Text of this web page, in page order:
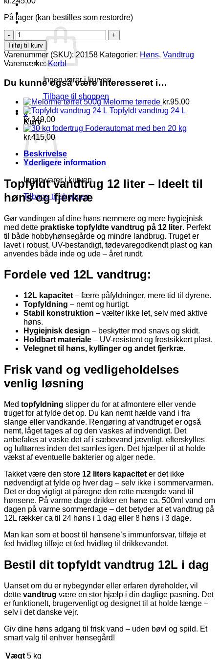
Log ind
Kurv /kr.0,00 0
Ingen varer i kurven.
Tilbage til shoppen
0
Kurv
Ingen varer i kurven.
Tilbage til shoppen
På lager (kan bestilles som restordre)
Topfyldt
vandtrug
12
Liter
antal
Tilføj til kurv
Varenummer (SKU): 20158 Kategorier: Høns, Vandtrug
Varemærke:Kerbl
Du kunne også være interesseret i…
Melorme tørrede kr.95,00
Topfyldt vandtrug 24 L
kr.349,00
Foderautomat med ben 20 kg
kr.415,00
Beskrivelse
Yderligere information
Topfyldt vandtrug 12 liter – Ideelt til
høns og fjerkræ
Gør vandingen af dine høns nemmere og mere hygiejnisk
med dette praktiske topfyldte vandtrug på 12 liter. Perfekt
til både hobbyhønsegårde og mindre landbrug. Truget er
lavet i robust, UV-bestandigt, fødevaregodkendt plast og kan
anvendes både inde og ude – året rundt.
Fordele ved 12L vandtrug:
12L kapacitet – færre påfyldninger, mere tid til dyrene.
Topfyldning – nemt og hurtigt.
Stabil konstruktion – vælter ikke let, selv med aktive
høns.
Hygiejnisk design – beskytter mod snavs og skidt.
Holdbart materiale – UV-resistent og frostsikkert plast.
Velegnet til høns, kyllinger og andet fjerkræ.
Frisk vand og vedligeholdelses
venlig løsning
Med topfyldning slipper du for at afmontere eller vende
truget for at fylde det op. Du kan nemt hælde vand i fra
slange eller vandkande. Rengøring af vandtruget er også
nemt, låget tages af og den vaskes af indvendigt. Det
anbefales at vaske det af i sæbevand jævnligt, efterskylles
og lufttørres inden det samles igen. Det hjælper til at holde
vækst af eventuelle bakterier og alger nede.
Takket være den store 12 liters kapacitet er det ikke
nødvendigt at fylde op hver dag – selv ikke i sommervarmen.
Det er dog vigtigt at påregne den rette mængde vand til
hønsene. På varme dage drikker en høne ca. 500ml vand om
dagen på varme sommerdage – det betyder at et vandtrug på
12L rækker ca til 24 høns i 1 dag eller 8 høns i 3 dage.
Man kan som et boost til hønsene’s immunforsvar, tilføje et
fed hvidløg tilføje et fed hvidløg til drikkevandet.
Bestil dit topfyldt vandtrug 12L i dag
Uanset om du er nybegynder eller erfaren dyreholder, vil
dette vandtrug være en stor hjælp i din daglige pasning. Det
er funktionelt, brugervenligt og designet til at holde længe –
selv i det danske vejr.
Giv dine høns adgang til frisk vand – uden bøvl og spild. Et
smart valg til enhver hønsegård!
Vægt 5 kg